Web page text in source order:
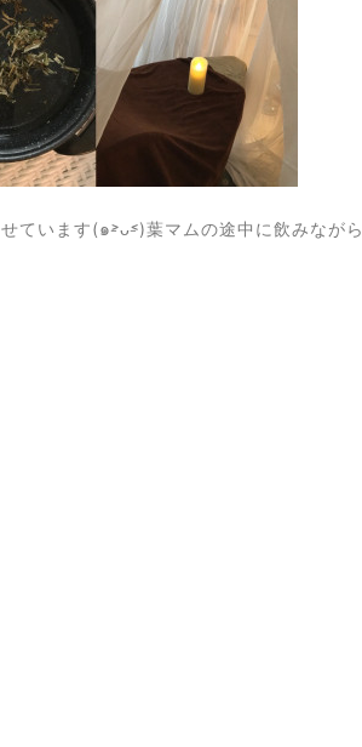
ています(๑˃̵ᴗ˂̵)葉マムの途中に飲みな